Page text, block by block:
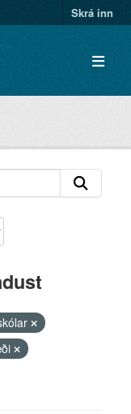
Skrá inn